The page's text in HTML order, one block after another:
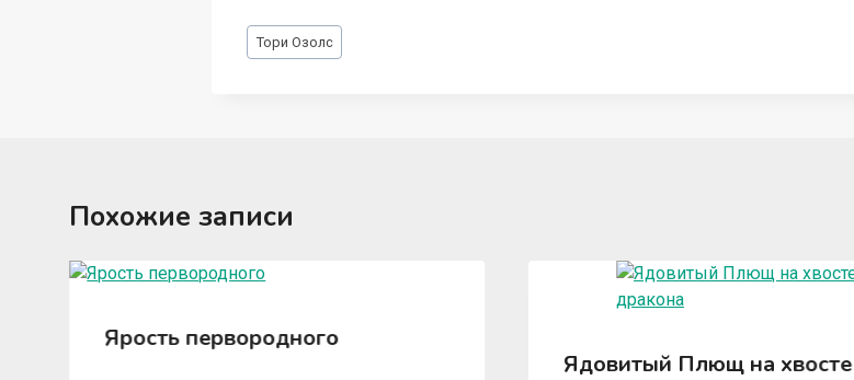
Метки
записи:
Тори Озолс
Похожие записи
Ярость первородного
Ядовитый Плющ на хвосте